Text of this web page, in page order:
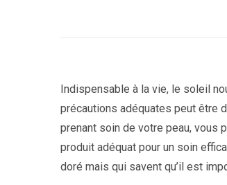
Indispensable à la vie, le soleil
précautions adéquates peut être
prenant soin de votre peau, vous
produit adéquat pour un soin
doré mais qui savent qu’il est